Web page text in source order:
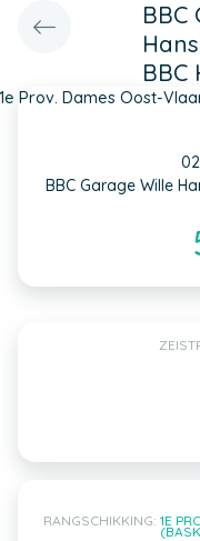
BBC
BBC
Prov. Dames Oost-
BBC Garage Wille
RANGSCHIKKING: 1E